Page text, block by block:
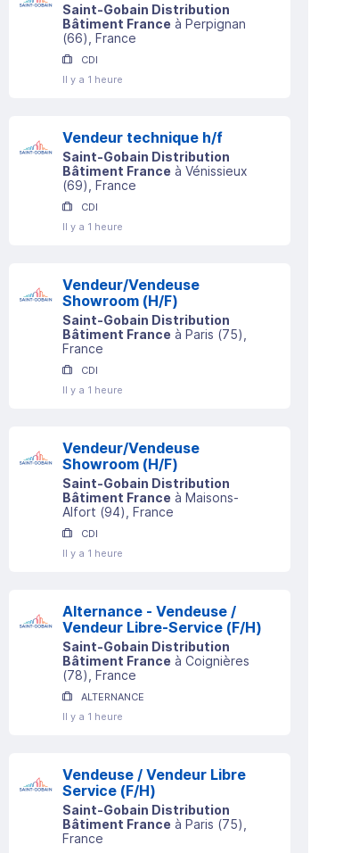
Saint-Gobain Distribution
Bâtiment France à Perpignan
(66) , France
CDI
Il y a 1 heure
Vendeur technique h/f
Saint-Gobain Distribution
Bâtiment France à Vénissieux
(69) , France
CDI
Il y a 1 heure
Vendeur/Vendeuse
Showroom (H/F)
Saint-Gobain Distribution
Bâtiment France à Paris (75)
France
CDI
Il y a 1 heure
Vendeur/Vendeuse
Showroom (H/F)
Saint-Gobain Distribution
Bâtiment France à Maisons-
Alfort (94) , France
CDI
Il y a 1 heure
Alternance - Vendeuse /
Vendeur Libre-Service (F/H)
Saint-Gobain Distribution
Bâtiment France à Coignières
(78) , France
ALTERNANCE
Il y a 1 heure
Vendeuse / Vendeur Libre
Service (F/H)
Saint-Gobain Distribution
Bâtiment France à Paris (75)
France